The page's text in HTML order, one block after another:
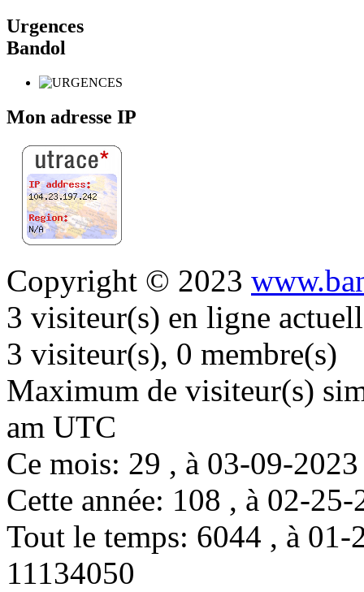
Urgences
Bandol
Mon adresse IP
Copyright © 2023
3 visiteur(s) en ligne
3 visiteur(s), 0 membre(s)
Maximum de visiteur(s)
am UTC
Ce mois: 29 , à 03-09-
Cette année: 108 , à 02-
Tout le temps: 6044 , à
11134050